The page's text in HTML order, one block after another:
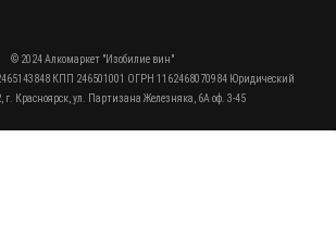
© 2024 Алкомаркет "Изобилие вин"
КПП 246501001 ОГРН 1162468070984 Юридический
г. Красноярск, ул. Партизана Железняка, 6А оф. 3-45